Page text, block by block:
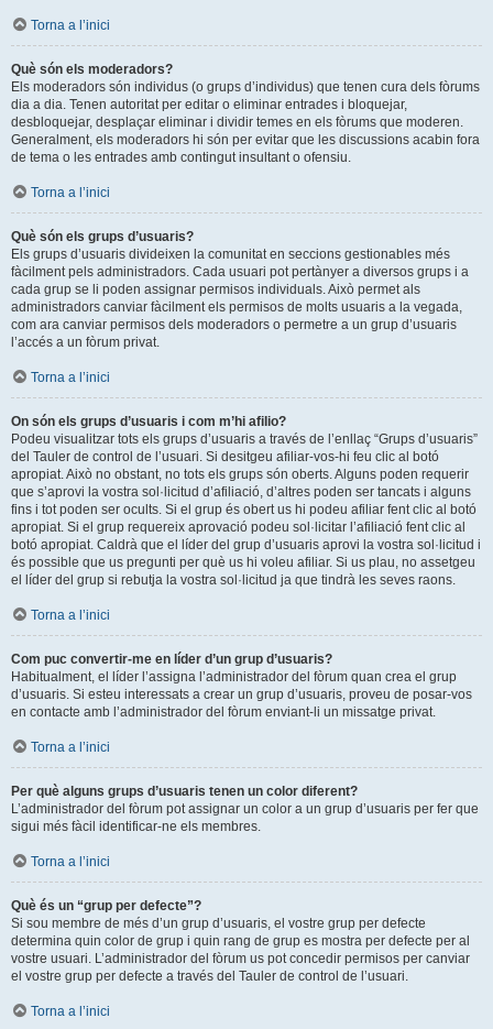
Torna a l’inici
Què són els moderadors?
Els moderadors són individus (o grups d’individus) que tenen cura dels fòrums
dia a dia. Tenen autoritat per editar o eliminar entrades i bloquejar,
desbloquejar, desplaçar eliminar i dividir temes en els fòrums que moderen.
Generalment, els moderadors hi són per evitar que les discussions acabin fora
de tema o les entrades amb contingut insultant o ofensiu.
Torna a l’inici
Què són els grups d’usuaris?
Els grups d’usuaris divideixen la comunitat en seccions gestionables més
fàcilment pels administradors. Cada usuari pot pertànyer a diversos grups i a
cada grup se li poden assignar permisos individuals. Això permet als
administradors canviar fàcilment els permisos de molts usuaris a la vegada,
com ara canviar permisos dels moderadors o permetre a un grup d’usuaris
l’accés a un fòrum privat.
Torna a l’inici
On són els grups d’usuaris i com m’hi afilio?
Podeu visualitzar tots els grups d’usuaris a través de l’enllaç “Grups d’usuaris”
del Tauler de control de l’usuari. Si desitgeu afiliar-vos-hi feu clic al botó
apropiat. Això no obstant, no tots els grups són oberts. Alguns poden requerir
que s’aprovi la vostra sol·licitud d’afiliació, d’altres poden ser tancats i alguns
fins i tot poden ser ocults. Si el grup és obert us hi podeu afiliar fent clic al botó
apropiat. Si el grup requereix aprovació podeu sol·licitar l’afiliació fent clic al
botó apropiat. Caldrà que el líder del grup d’usuaris aprovi la vostra sol·licitud i
és possible que us pregunti per què us hi voleu afiliar. Si us plau, no assetgeu
el líder del grup si rebutja la vostra sol·licitud ja que tindrà les seves raons.
Torna a l’inici
Com puc convertir-me en líder d’un grup d’usuaris?
Habitualment, el líder l’assigna l’administrador del fòrum quan crea el grup
d’usuaris. Si esteu interessats a crear un grup d’usuaris, proveu de posar-vos
en contacte amb l’administrador del fòrum enviant-li un missatge privat.
Torna a l’inici
Per què alguns grups d’usuaris tenen un color diferent?
L’administrador del fòrum pot assignar un color a un grup d’usuaris per fer que
sigui més fàcil identificar-ne els membres.
Torna a l’inici
Què és un “grup per defecte”?
Si sou membre de més d’un grup d’usuaris, el vostre grup per defecte
determina quin color de grup i quin rang de grup es mostra per defecte per al
vostre usuari. L’administrador del fòrum us pot concedir permisos per canviar
el vostre grup per defecte a través del Tauler de control de l’usuari.
Torna a l’inici